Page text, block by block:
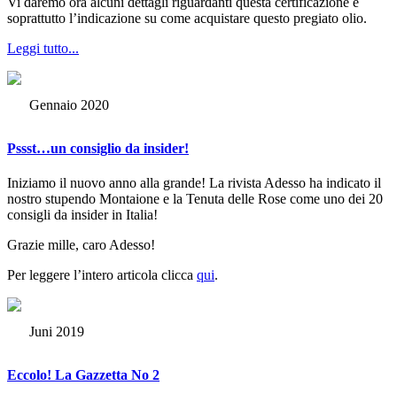
soprattutto l’indicazione su come acquistare questo pregiato olio.
Leggi tutto...
Gennaio 2020
Pssst…un consiglio da insider!
Iniziamo il nuovo anno alla grande! La rivista Adesso ha indicato il
nostro stupendo Montaione e la Tenuta delle Rose come uno dei 20
consigli da insider in Italia!
Grazie mille, caro Adesso!
Per leggere l’intero articola clicca qui.
Juni 2019
Eccolo! La Gazzetta No 2